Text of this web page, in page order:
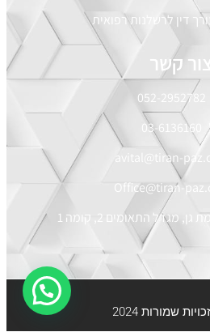
דין לרשלנות רפואית
קשר
052-2952782
03-6136160
avital@tiran-
Office@tiran-